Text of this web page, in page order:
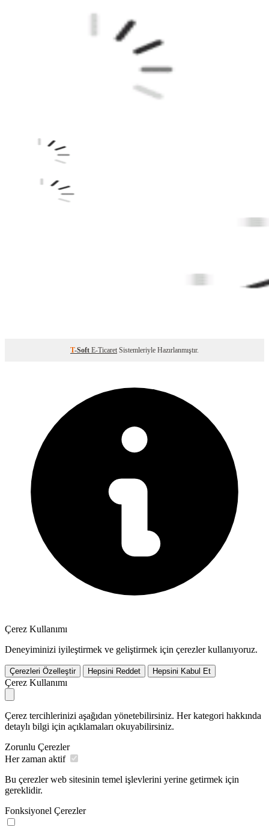
T-Soft E-Ticaret Sistemleriyle Hazırlanmıştır.
Çerez Kullanımı
Deneyiminizi iyileştirmek ve geliştirmek için çerezler kullanıyoruz.
Çerezleri Özelleştir Hepsini Reddet Hepsini Kabul Et
Çerez Kullanımı
Çerez tercihlerinizi aşağıdan yönetebilirsiniz. Her kategori hakkında
detaylı bilgi için açıklamaları okuyabilirsiniz.
Zorunlu Çerezler
Her zaman aktif
Bu çerezler web sitesinin temel işlevlerini yerine getirmek için
gereklidir.
Fonksiyonel Çerezler